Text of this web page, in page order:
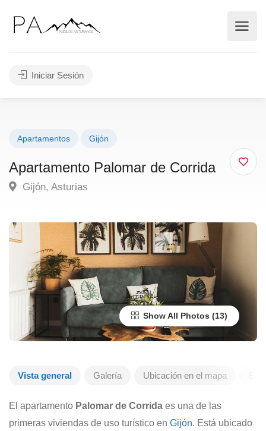
Iniciar Sesión
Apartamentos Gijón
Apartamento Palomar de Corrida
Gijón, Asturias
Show All Photos
Vista general Galería Ubicación en el mapa
El apartamento Palomar de Corrida es una de las
primeras viviendas de uso turístico en Gijón. Está ubicado